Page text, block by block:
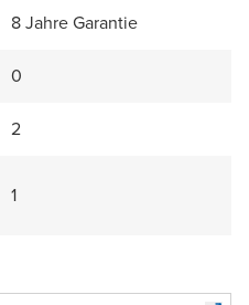
8 Jahre Garantie
0
2
1